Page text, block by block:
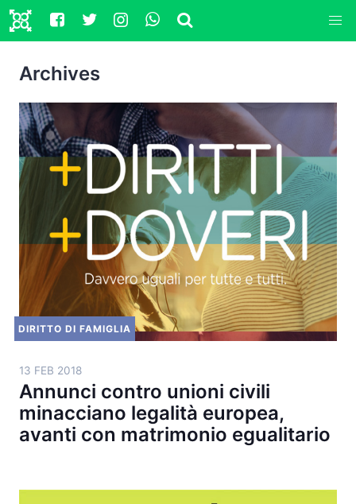
Archives
DIRITTO DI FAMIGLIA
13 FEB 2018
Annunci contro unioni civili
minacciano legalità europea,
avanti con matrimonio egualitario